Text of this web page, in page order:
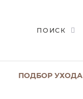
ПОИСК
ПОДБОР УХОДА